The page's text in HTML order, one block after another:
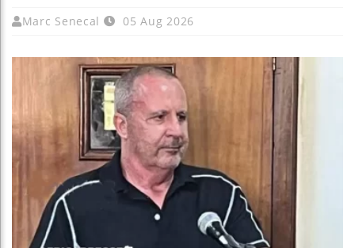
Marc Senecal 05 Aug 2026